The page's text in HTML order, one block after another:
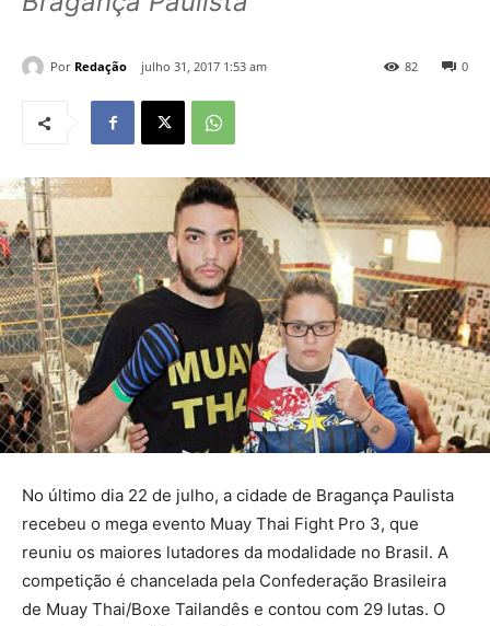
Por Redação julho 31, 2017 1:53 am 0
82
No último dia 22 de julho, a cidade de Bragança Paulista
recebeu o mega evento Muay Thai Fight Pro 3, que
reuniu os maiores lutadores da modalidade no Brasil. A
competição é chancelada pela Confederação Brasileira
de Muay Thai/Boxe Tailandês e contou com 29 lutas. O